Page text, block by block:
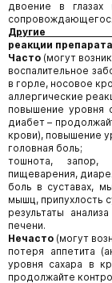
двоение в глазах
Другие
реакции препарата
Часто (могут
воспалительное
в горле, носовое
аллергические
повышение уровня
диабет –
крови), повышение
головная боль;
тошнота, запор,
пищеварения,
боль в суставах,
мышц, припухлость
результаты
печени.
Нечасто (могут
потеря аппетита
уровня сахара в
продолжайте